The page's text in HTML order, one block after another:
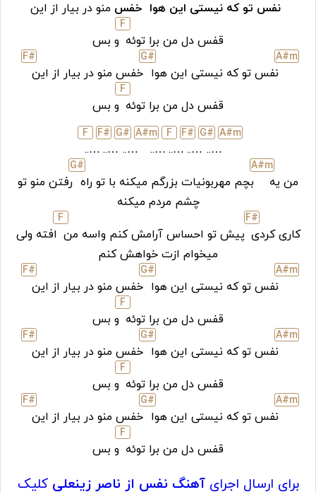
نفس تو که نیستی این هوا خفس منو در بیار از این
قفس دل من برا توئه
F
و بس
A#m
نفس تو که نیستی این هوا
G#
خفس منو در بیار از این
F#
قفس دل من برا توئه
F
و بس
A#m
…..
G#
…..
F#
…..
F
…..
A#m
…..
G#
…..
F#
…..
F
من یه
A#m
بچم مهربونیات بزرگم میکنه با تو راه
G#
رفتن منو تو
چشم مردم میکنه
کاری کردی
F#
پیش تو احساس آرامش کنم واسه من
F
افته ولی
میخوام ازت خواهش کنم
A#m
نفس تو که نیستی این هوا
G#
خفس منو در بیار از این
F#
قفس دل من برا توئه
F
و بس
A#m
نفس تو که نیستی این هوا
G#
خفس منو در بیار از این
F#
قفس دل من برا توئه
F
و بس
A#m
نفس تو که نیستی این هوا
G#
خفس منو در بیار از این
F#
قفس دل من برا توئه
F
و بس
برای ارسال اجرایآهنگ نفس از ناصر زینعلی کلیک